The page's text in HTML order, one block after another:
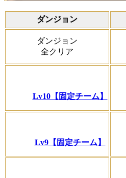
ダンジョン
ダンジョン
全クリア
Lv10【固定チーム】
Lv9【固定チーム】